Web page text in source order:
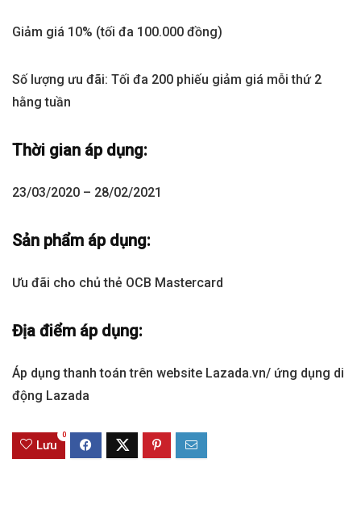
Giảm giá 10% (tối đa 100.000 đồng)
Số lượng ưu đãi: Tối đa 200 phiếu giảm giá mỗi thứ 2
hằng tuần
Thời gian áp dụng:
23/03/2020 – 28/02/2021
Sản phẩm áp dụng:
Ưu đãi cho chủ thẻ OCB Mastercard
Địa điểm áp dụng:
Áp dụng thanh toán trên website Lazada.vn/ ứng dụng di
động Lazada
Lưu
0